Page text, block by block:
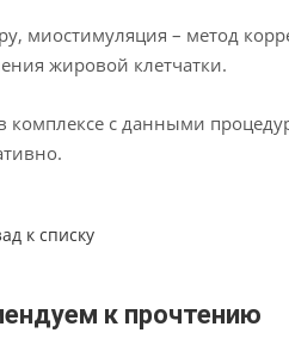
миостимуляция – метод
жировой клетчатки.
комплексе с данными
к списку
к прочтению